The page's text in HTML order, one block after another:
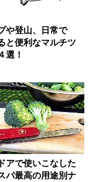
や登山、日常で
と便利なマルチツ
選！
アで使いこなした
パ最高の用途別ナ